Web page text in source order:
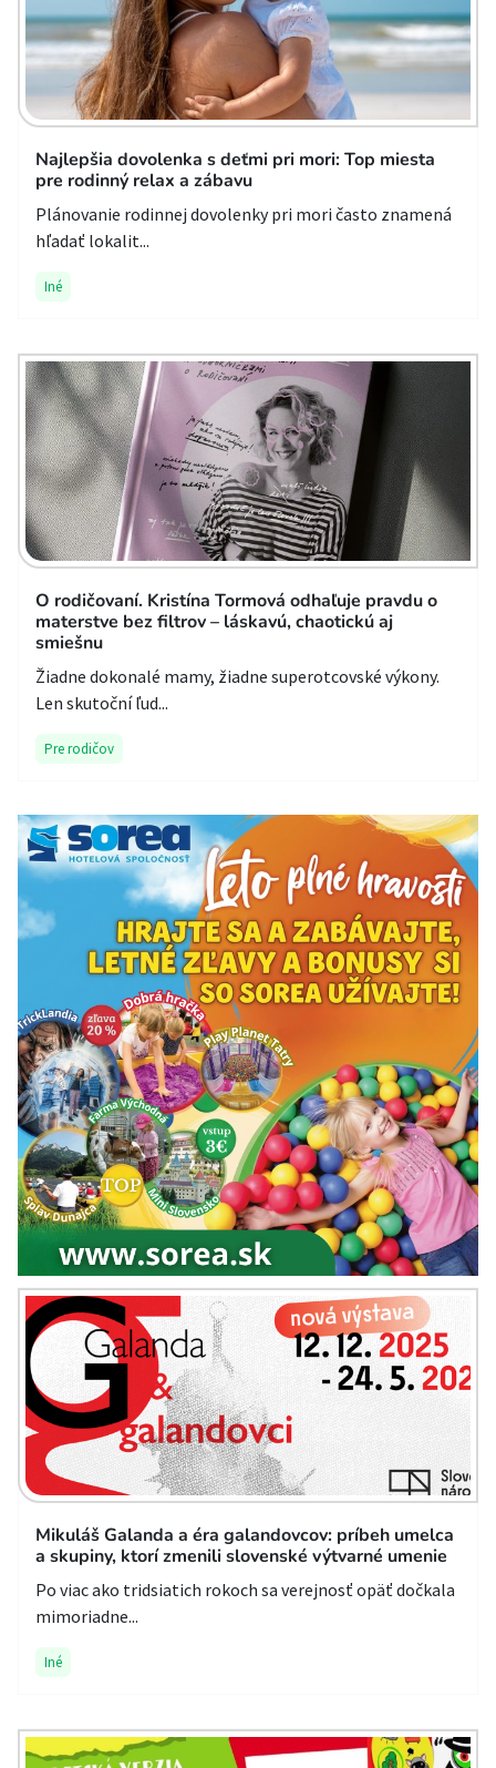
Najlepšia dovolenka s deťmi pri mori: Top miesta
pre rodinný relax a zábavu
Plánovanie rodinnej dovolenky pri mori často znamená
hľadať lokalit...
Iné
O rodičovaní. Kristína Tormová odhaľuje pravdu o
materstve bez filtrov – láskavú, chaotickú aj
smiešnu
Žiadne dokonalé mamy, žiadne superotcovské výkony.
Len skutoční ľud...
Pre rodičov
Mikuláš Galanda a éra galandovcov: príbeh umelca
a skupiny, ktorí zmenili slovenské výtvarné umenie
Po viac ako tridsiatich rokoch sa verejnosť opäť dočkala
mimoriadne...
Iné